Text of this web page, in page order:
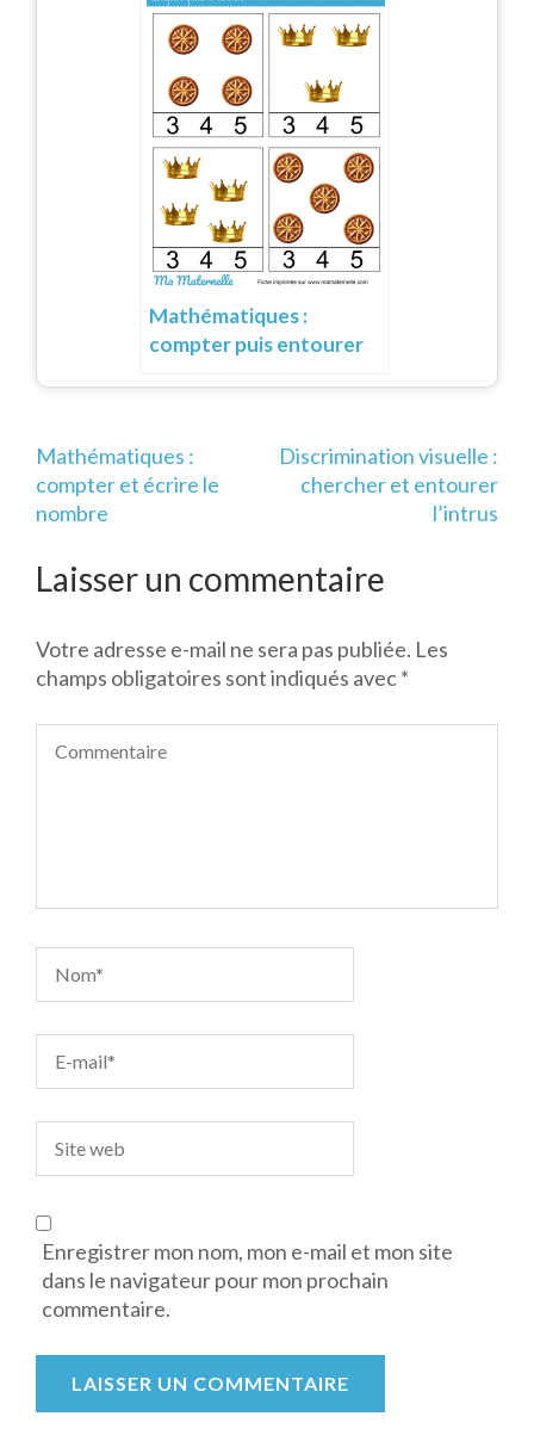
Mathématiques :
compter puis entourer
Navigation
de
l’article
Mathématiques :
compter et écrire le
nombre
Discrimination visuelle :
chercher et entourer
l’intrus
Laisser un commentaire
Votre adresse e-mail ne sera pas publiée. Les
champs obligatoires sont indiqués avec*
Enregistrer mon nom, mon e-mail et mon site
dans le navigateur pour mon prochain
commentaire.